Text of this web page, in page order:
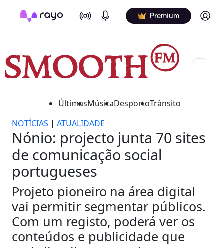
On Air Podcasts Premium Log in
ÚltimasMúsicaDesportoTrânsito
NOTÍCIAS | ATUALIDADE
Nónio: projecto junta 70 sites
de comunicação social
portugueses
Projeto pioneiro na área digital
vai permitir segmentar públicos.
Com um registo, poderá ver os
conteúdos e publicidade que